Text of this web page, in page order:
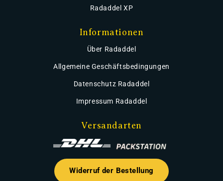
Radaddel XP
Informationen
Über Radaddel
Allgemeine Geschäftsbedingungen
Datenschutz Radaddel
Impressum Radaddel
Versandarten
Widerruf der Bestellung